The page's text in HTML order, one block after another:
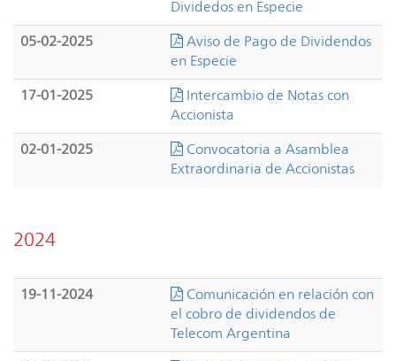
Dividedos en Especie
05-02-2025
Aviso de Pago de Dividendos
en Especie
17-01-2025
Intercambio de Notas con
Accionista
02-01-2025
Convocatoria a Asamblea
Extraordinaria de Accionistas
2024
19-11-2024
Comunicación en relación con
el cobro de dividendos de
Telecom Argentina